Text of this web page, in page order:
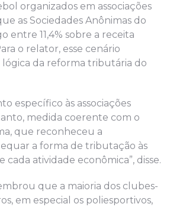
organizados em associações
as Sociedades Anônimas do
entre 11,4% sobre a receita
o relator, esse cenário
lógica da reforma tributária do
específico às associações
medida coerente com o
que reconheceu a
a forma de tributação às
atividade econômica”, disse.
que a maioria dos clubes-
em especial os poliesportivos,